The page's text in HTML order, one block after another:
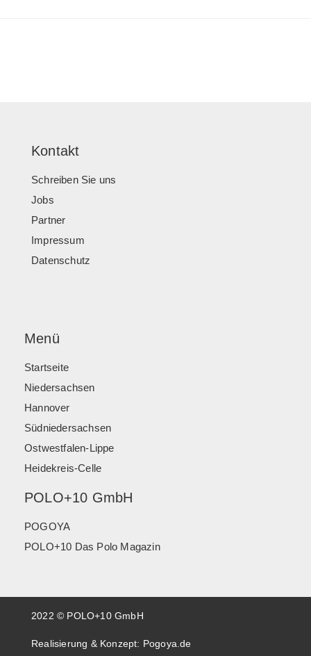
Kontakt
Schreiben Sie uns
Jobs
Partner
Impressum
Datenschutz
Menü
Startseite
Niedersachsen
Hannover
Südniedersachsen
Ostwestfalen-Lippe
Heidekreis-Celle
POLO+10 GmbH
POGOYA
POLO+10 Das Polo Magazin
2022 © POLO+10 GmbH
Realisierung & Konzept: Pogoya.de